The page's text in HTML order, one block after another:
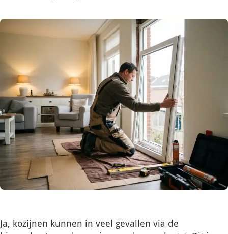
Ja, kozijnen kunnen in veel gevallen via de